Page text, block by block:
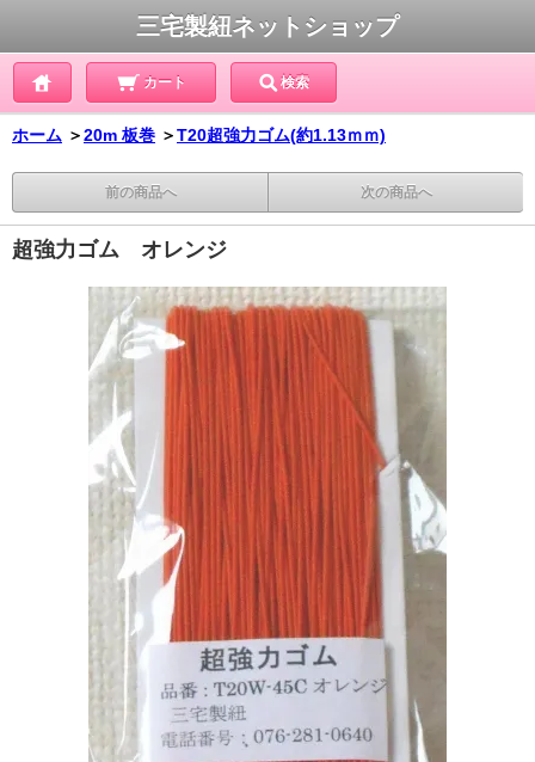
三宅製紐ネットショップ
カート 検索
ホーム ＞20m 板巻 ＞T20超強力ゴム(約1.13ｍｍ)
前の商品へ 次の商品へ
超強力ゴム オレンジ